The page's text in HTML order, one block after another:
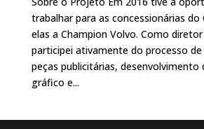
trabalhar para as concessionárias do
elas a Champion Volvo. Como
participei ativamente do processo
peças publicitárias, desenvolvimento
gráfico e...